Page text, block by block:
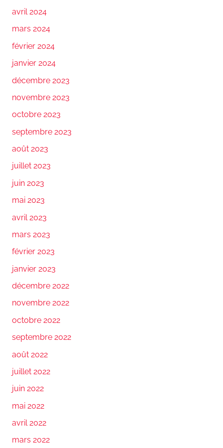
avril 2024
mars 2024
février 2024
janvier 2024
décembre 2023
novembre 2023
octobre 2023
septembre 2023
août 2023
juillet 2023
juin 2023
mai 2023
avril 2023
mars 2023
février 2023
janvier 2023
décembre 2022
novembre 2022
octobre 2022
septembre 2022
août 2022
juillet 2022
juin 2022
mai 2022
avril 2022
mars 2022